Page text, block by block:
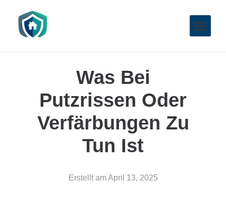
Was Bei
Putzrissen Oder
Verfärbungen Zu
Tun Ist
Erstellt am April 13, 2025